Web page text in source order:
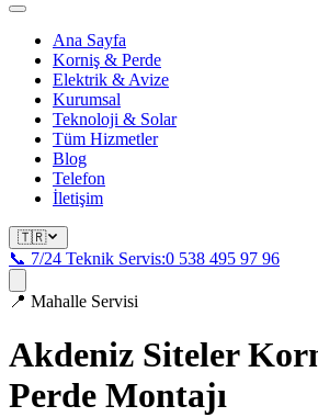
Ana Sayfa
Korniş & Perde
Elektrik & Avize
Kurumsal
Teknoloji & Solar
Tüm Hizmetler
Blog
Telefon
İletişim
🇹🇷
📞 7/24 Teknik Servis:0 538 495 97 96
📍 Mahalle Servisi
Akdeniz Siteler
Perde Montajı